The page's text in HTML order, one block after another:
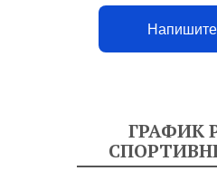
ГРАФИК